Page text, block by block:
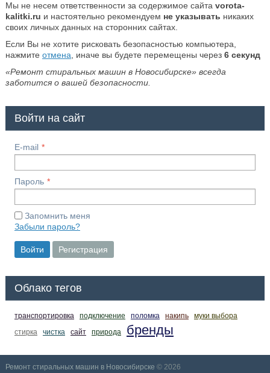
Мы не несем ответственности за содержимое сайта vorota-
kalitki.ru и настоятельно рекомендуем не указывать никаких
своих личных данных на сторонних сайтах.
Если Вы не хотите рисковать безопасностью компьютера,
нажмите отмена , иначе вы будете перемещены через 6секунд
«Ремонт стиральных машин в Новосибирске» всегда
заботится о вашей безопасности.
Войти на сайт
E-mail
Пароль
Запомнить меня
Забыли пароль?
Войти Регистрация
Облако тегов
транспортировка подключение поломка накипь
муки выбора
стирка
чистка сайт природа бренды
Ремонт стиральных машин в Новосибирске © 2026